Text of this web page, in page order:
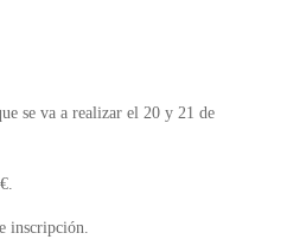
se va a realizar el 20 y 21 de
inscripción.